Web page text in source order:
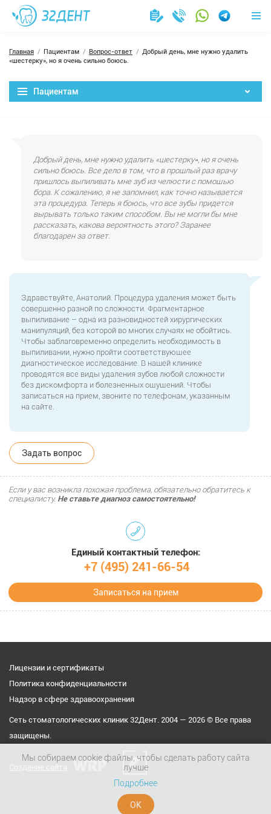
Главная Пациентам Вопрос-ответ
Добрый день, мне нужно удалить
«шестерку», но я очень сильно боюсь.
Пациентам
Добрый день, мне нужно удалить «шестерку», но я очень
сильно боюсь. Все дело в том, что в прошлый раз врачу
пришлось выпиливать мне зуб из челюсти с помощью
бора. К сожалению, я не запомнил, как точно называется
эта процедура. Теперь я боюсь, что все зубы придется
вырывать только таким способом. Вы не могли бы мне
рассказать, какова вероятность этого? Заранее
благодарен за ответ.
Здравствуйте, Анатолий. Процедура удаления может быть
совершенно разной по сложности. Фрагментарное
выпиливание – одна из разновидностей хирургических
манипуляций, без которой во многих случаях не обойтись.
Чтобы заблаговременно определить необходимость в
выпиливании, нужно пройти соответствующее
диагностическое исследование. В нашей клинике
проводятся все виды удаления зубов любой сложности
без дискомфорта и болезненных ощущений. Чтобы
записаться на прием, звоните по телефонам, указанным
на сайте.
Задать вопрос
Если у вас возникла похожая проблема, обязательно обратитесь к
специалисту. Не ставьте диагноз самостоятельно!
Единый контактный телефон:
+7 (495) 241-66-54
Записаться на прием
Лицензии и сертификаты
Политика конфиденциальности
Надзор в сфере здравоохранения
Сеть стоматологических клиник 32Дент. 2004 — 2026 © Все права
защищены.
Мы собираем cookie файлы, чтобы сделать работу сайта
лучше
Подробнее
ОК